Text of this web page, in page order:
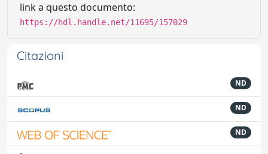
link a questo documento:
https://hdl.handle.net/11695/157029
Citazioni
ND
ND
ND